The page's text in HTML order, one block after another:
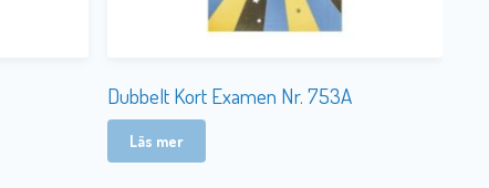
Dubbelt Kort Examen Nr. 753A
Läs mer